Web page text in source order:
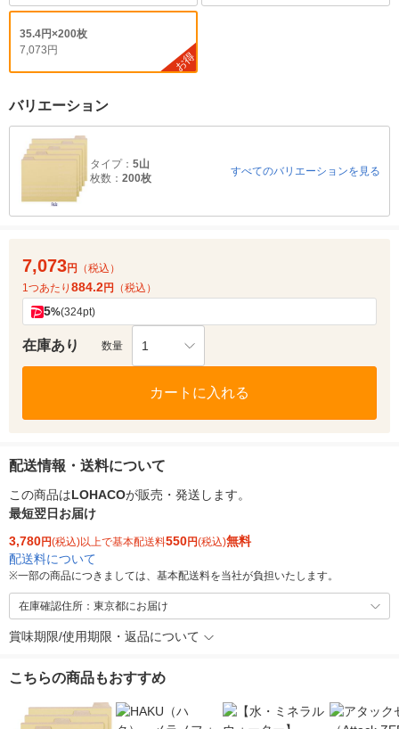
35.4円×200枚
7,073円
お得
バリエーション
タイプ： 5山
枚数： 200枚
すべてのバリエーションを見る
7,073円
（税込）
1つあたり 884.2円 （税込）
5%(324pt)
在庫あり 数量 1
カートに入れる
配送情報・送料について
この商品はLOHACOが販売・発送します。
最短翌日お届け
3,780円(税込)以上で基本配送料550円(税込)無料
配送料について
※一部の商品につきましては、基本配送料を当社が負担いたします。
在庫確認住所：東京都にお届け
賞味期限/使用期限・返品について
こちらの商品もおすすめ